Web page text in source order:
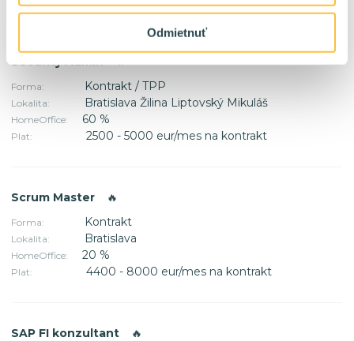
Odmietnuť
Forma: Kontrakt / TPP
Lokalita: Bratislava Žilina Liptovský Mikuláš
HomeOffice: 60 %
Plat: 2500 - 5000 eur/mes na kontrakt
Scrum Master 🔥
Forma: Kontrakt
Lokalita: Bratislava
HomeOffice: 20 %
Plat: 4400 - 8000 eur/mes na kontrakt
SAP FI konzultant 🔥